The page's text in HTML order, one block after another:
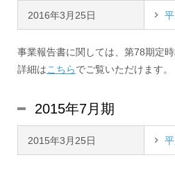
2016年3月25日
事業報告書に関しては、第78期定
詳細はこちらでご覧いただけます。
2015年7月期
2015年3月25日